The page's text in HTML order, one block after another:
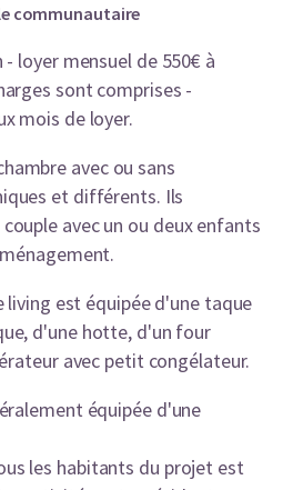
communautaire
loyer mensuel de 550€ à
sont comprises -
mois de loyer.
avec ou sans
et différents. Ils
avec un ou deux enfants
living est équipée d'une taque
d'une hotte, d'un four
avec petit congélateur.
équipée d'une
les habitants du projet est